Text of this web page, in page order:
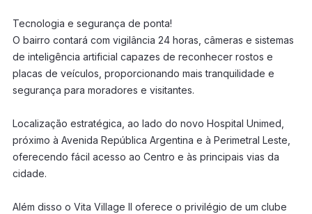
Tecnologia e segurança de ponta!
O bairro contará com vigilância 24 horas, câmeras e sistemas
de inteligência artificial capazes de reconhecer rostos e
placas de veículos, proporcionando mais tranquilidade e
segurança para moradores e visitantes.
Localização estratégica, ao lado do novo Hospital Unimed,
próximo à Avenida República Argentina e à Perimetral Leste,
oferecendo fácil acesso ao Centro e às principais vias da
cidade.
Além disso o Vita Village II oferece o privilégio de um clube